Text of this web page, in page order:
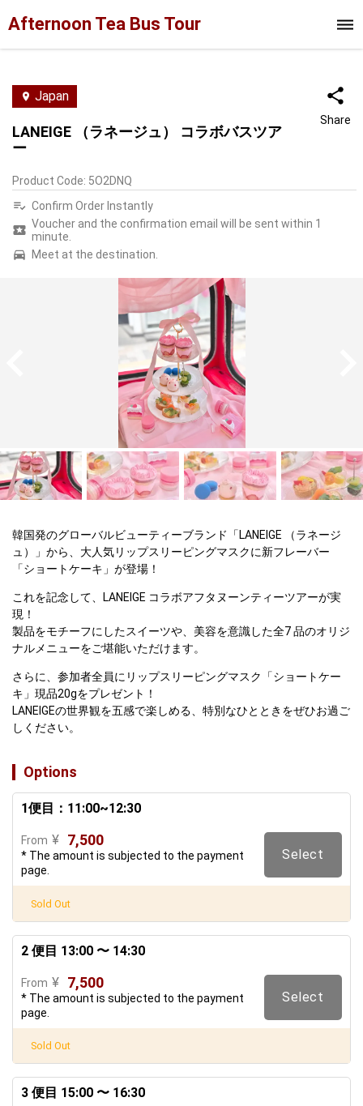
Afternoon Tea Bus Tour
Japan
LANEIGE （ラネージュ） コラボバスツア
ー
Share
Product Code: 5O2DNQ
Confirm Order Instantly
Voucher and the confirmation email will be sent within 1
minute.
Meet at the destination.
韓国発のグローバルビューティーブランド「LANEIGE （ラネージ
ュ）」から、大人気リップスリーピングマスクに新フレーバー
「ショートケーキ」が登場！
これを記念して、LANEIGE コラボアフタヌーンティーツアーが実
現！
製品をモチーフにしたスイーツや、美容を意識した全7 品のオリジ
ナルメニューをご堪能いただけます。
さらに、参加者全員にリップスリーピングマスク「ショートケー
キ」現品20gをプレゼント！
LANEIGEの世界観を五感で楽しめる、特別なひとときをぜひお過ご
しください。
Options
1便目：11:00~12:30
From ¥ 7,500
* The amount is subjected to the payment
page.
Select
Sold Out
2 便目 13:00 〜 14:30
From ¥ 7,500
* The amount is subjected to the payment
page.
Select
Sold Out
3 便目 15:00 〜 16:30